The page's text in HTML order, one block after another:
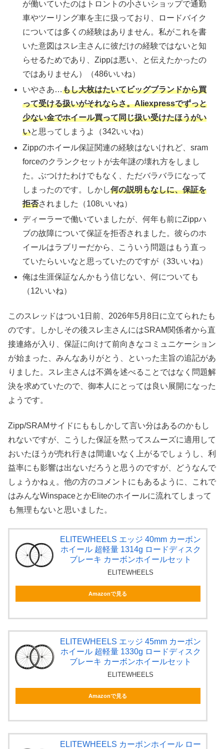
が働いていたのはトロントの小さいショップで通勤
車やツーリング車を主に扱っており、ロードバイク
については多くの経験はありません。私がこれを書
いた意図はスレ主さんに彼だけの経験ではないと知
らせるためであり、Zippは悪い、と伝えたかったの
ではありません）（486いいね）
いやさあ…もし大枚はたいてビッグブランドから買
って受ける扱いがそれならさ。Aliexpressでずっと
少ない金でホイール買って同じ扱い受けたほうがい
いと思ってしまうよ（342いいね）
Zippのホイール保証関連の経験はないけれど、sram
forceのクランクセットが去年謎の壊れ方をしまし
た。ぶつけたわけでもなく、ただバラバラになって
しまったのです。しかし何の説明もなしに、保証を
拒否されました（108いいね）
ディーラーで働いていましたが、何年も前にZippハ
ブの故障について保証を拒否されました。彼らのホ
イールはラブリーだから、こういう問題はもう直っ
ていたらいいなと思っていたのですが（33いいね）
俺は生涯保証なんかもう信じない、何についても
（12いいね）
このスレッドはつい1日前、2026年5月8日に立てられたも
のです。しかしその後スレ主さんにはSRAM関係者から直
接連絡が入り、保証に向けて前向きなコミュニケーション
が始まった、みんなありがとう、といった主旨の追記があ
りました。スレ主さんは不満を述べることではなく問題解
決を求めていたので、御本人にとっては良い展開になった
ようです。
Zipp/SRAMサイドにももしかして言い分はあるのかもし
れないですが、こうした保証を黙ってスムーズに適用して
おいたほうが売れ行きは間違いなく上がるでしょうし、利
益率にも影響は出ないだろうと思うのですが、どうなんで
しょうかねぇ。他の方のコメントにもあるように、これで
はみんなWinspaceとかEliteのホイールに流れてしまって
も無理もないと思いました。
ELITEWHEELS エッジ 40mm カーボン
ホイール 超軽量 1314g ロードディスク
ブレーキ カーボンホイールセット
ELITEWHEELS
Amazonで見る
ELITEWHEELS エッジ 45mm カーボン
ホイール 超軽量 1330g ロードディスク
ブレーキ カーボンホイールセット
ELITEWHEELS
Amazonで見る
ELITEWHEELS カーボンホイール ロー